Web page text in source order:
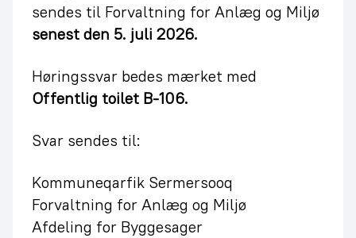
sendes til Forvaltning for Anlæg og Miljø
senest den 5. juli 2026.
Høringssvar bedes mærket med
Offentlig toilet B-106.
Svar sendes til:
Kommuneqarfik Sermersooq
Forvaltning for Anlæg og Miljø
Afdeling for Byggesager